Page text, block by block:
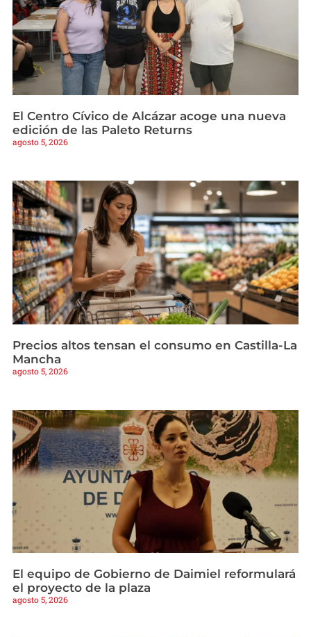
El Centro Cívico de Alcázar acoge una nueva
edición de las Paleto Returns
agosto 5, 2026
Precios altos tensan el consumo en Castilla-La
Mancha
agosto 5, 2026
El equipo de Gobierno de Daimiel reformulará
el proyecto de la plaza
agosto 5, 2026